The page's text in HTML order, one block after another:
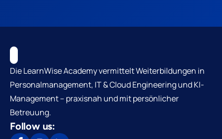
Die LearnWise Academy vermittelt Weiterbildungen in
Personalmanagement, IT & Cloud Engineering und KI-
Management – praxisnah und mit persönlicher
Betreuung.
Follow us: